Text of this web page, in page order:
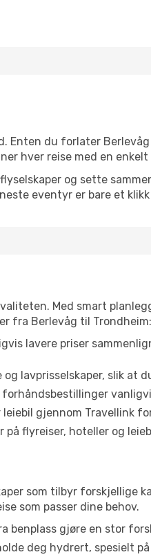
Enten du forlater
hver reise med en
og sette
eventyr er bare et
Med smart
fra Berlevåg til Trondheim:
lavere priser
lavprisselskaper, slik at
gjennom Travellink
på flyreiser, hoteller og
som tilbyr forskjellige
som passer dine behov.
benplass gjøre en stor
deg hydrert, spesielt